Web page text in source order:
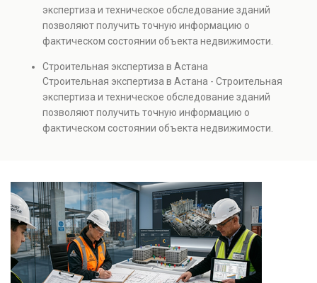
капитальном ремонте и реконструкции объектов, а
также при судебных разбирательствах и технических
проверках.
экспертиза и техническое обследование зданий
позволяют получить точную информацию о
фактическом состоянии объекта недвижимости.
инженерных систем с выявлением скрытых дефектов
и нарушений. Услуга используется для проверки
качества строительства, подготовки к реконструкции,
оценки рисков и судебных разбирательств.
Результатом является официальное техническое
Строительная экспертиза в Астана
Строительная экспертиза в Астана - Строительная
экспертиза и техническое обследование зданий
позволяют получить точную информацию о
фактическом состоянии объекта недвижимости.
качества строительства, подготовки к реконструкции,
оценки рисков и судебных разбирательств.
Результатом является официальное техническое
заключение, имеющее юридическую силу.